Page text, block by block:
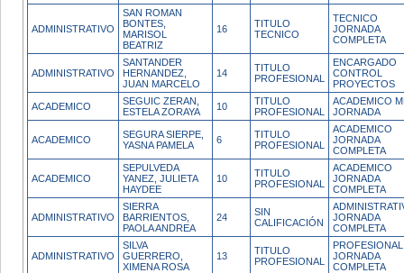
ADMINISTRATIVO
SAN ROMAN
BONTES,
MARISOL
BEATRIZ
16
TITULO
TECNICO
TECNICO
JORNADA
COMPLETA
ADMINISTRATIVO
SANTANDER
HERNANDEZ,
JUAN MARCELO
14
TITULO
PROFESIONAL
ENCARGADO
CONTROL
PROYECTOS
ACADEMICO
SEGUIC ZERAN,
ESTELA ZORAYA
10
TITULO
PROFESIONAL
ACADEMICO
JORNADA
ACADEMICO
SEGURA SIERPE,
YASNA PAMELA
6
TITULO
PROFESIONAL
ACADEMICO
JORNADA
COMPLETA
ACADEMICO
SEPULVEDA
YANEZ, JULIETA
HAYDEE
10
TITULO
PROFESIONAL
ACADEMICO
JORNADA
COMPLETA
ADMINISTRATIVO
SIERRA
BARRIENTOS,
PAOLA ANDREA
24
SIN
CALIFICACIÓN
JORNADA
COMPLETA
ADMINISTRATIVO
SILVA
GUERRERO,
XIMENA ROSA
13
TITULO
PROFESIONAL
PROFESIONAL
JORNADA
COMPLETA